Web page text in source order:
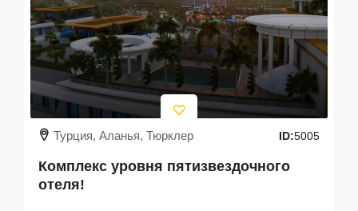
Турция, Аланья, Тюрклер ID:5005
Комплекс уровня пятизвездочного
отеля!